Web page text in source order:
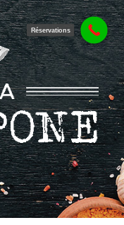
Réservations